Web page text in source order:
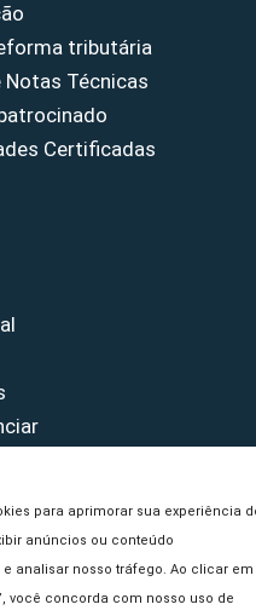
para aprimorar sua experiência
anúncios ou conteúdo
analisar nosso tráfego. Ao clicar em
você concorda com nosso uso de
tributária
Técnicas
Certificadas